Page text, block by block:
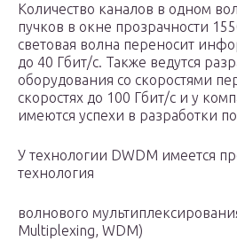
Количество каналов в одном
пучков в окне прозрачности
световая волна переносит
до 40 Гбит/с. Также ведутся
оборудования со скоростями
скоростях до 100 Гбит/с и у
имеются успехи в разработки
У технологии DWDM имеется
технология
волнового
Multiplexing, WDM)